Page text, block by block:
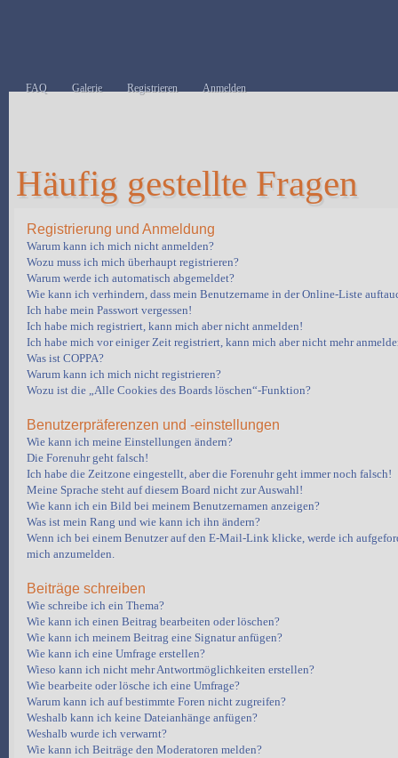
FAQ Galerie Registrieren Anmelden
Häufig gestellte Fragen
Registrierung und Anmeldung
Warum kann ich mich nicht anmelden?
Wozu muss ich mich überhaupt registrieren?
Warum werde ich automatisch abgemeldet?
Wie kann ich verhindern, dass mein Benutzername in der Online-Liste
Ich habe mein Passwort vergessen!
Ich habe mich registriert, kann mich aber nicht anmelden!
Ich habe mich vor einiger Zeit registriert, kann mich aber nicht mehr
Was ist COPPA?
Warum kann ich mich nicht registrieren?
Wozu ist die „Alle Cookies des Boards löschen“-Funktion?
Benutzerpräferenzen und -einstellungen
Wie kann ich meine Einstellungen ändern?
Die Forenuhr geht falsch!
Ich habe die Zeitzone eingestellt, aber die Forenuhr geht immer noch falsch!
Meine Sprache steht auf diesem Board nicht zur Auswahl!
Wie kann ich ein Bild bei meinem Benutzernamen anzeigen?
Was ist mein Rang und wie kann ich ihn ändern?
Wenn ich bei einem Benutzer auf den E-Mail-Link klicke, werde ich
mich anzumelden.
Beiträge schreiben
Wie schreibe ich ein Thema?
Wie kann ich einen Beitrag bearbeiten oder löschen?
Wie kann ich meinem Beitrag eine Signatur anfügen?
Wie kann ich eine Umfrage erstellen?
Wieso kann ich nicht mehr Antwortmöglichkeiten erstellen?
Wie bearbeite oder lösche ich eine Umfrage?
Warum kann ich auf bestimmte Foren nicht zugreifen?
Weshalb kann ich keine Dateianhänge anfügen?
Weshalb wurde ich verwarnt?
Wie kann ich Beiträge den Moderatoren melden?